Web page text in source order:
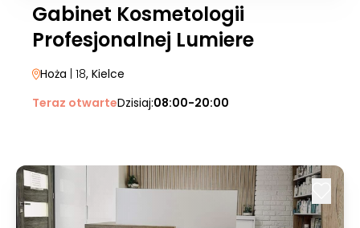
Gabinet Kosmetologii
Profesjonalnej Lumiere
Hoża | 18, Kielce
Teraz otwarteDzisiaj:08:00-20:00